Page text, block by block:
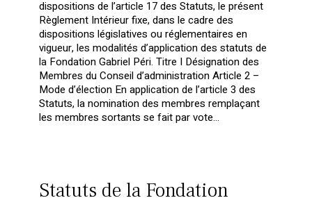
dispositions de l’article 17 des Statuts, le présent
Règlement Intérieur fixe, dans le cadre des
dispositions législatives ou réglementaires en
vigueur, les modalités d’application des statuts de
la Fondation Gabriel Péri. Titre I Désignation des
Membres du Conseil d’administration Article 2 –
Mode d’élection En application de l’article 3 des
Statuts, la nomination des membres remplaçant
les membres sortants se fait par vote…
Statuts de la Fondation